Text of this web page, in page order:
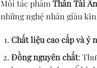
Mỗi tác phẩm Thần Tài Ấn
những nghệ nhân giàu
Chất liệu cao cấp và ý
Đồng nguyên chất: